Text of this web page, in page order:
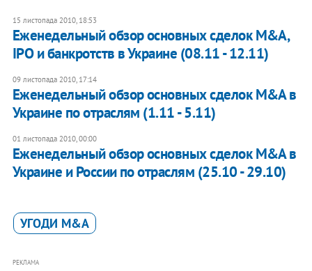
15 листопада 2010, 18:53
​Еженедельный обзор основных сделок M&A,
IPO и банкротств в Украине (08.11 - 12.11)
09 листопада 2010, 17:14
Еженедельный обзор основных сделок M&A в
Украине по отраслям (1.11 - 5.11)
01 листопада 2010, 00:00
Еженедельный обзор основных сделок M&A в
Украине и России по отраслям (25.10 - 29.10)
УГОДИ M&A
РЕКЛАМА